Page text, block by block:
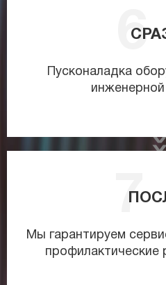
Пусконаладка
Мы гарантируем
профилактические